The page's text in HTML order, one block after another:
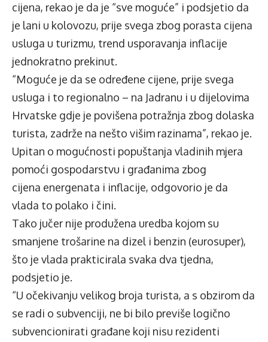
cijena, rekao je da je “sve moguće” i podsjetio da
je lani u kolovozu, prije svega zbog porasta cijena
usluga u turizmu, trend usporavanja inflacije
jednokratno prekinut.
“Moguće je da se određene cijene, prije svega
usluga i to regionalno – na Jadranu i u dijelovima
Hrvatske gdje je povišena potražnja zbog dolaska
turista, zadrže na nešto višim razinama”, rekao je.
Upitan o mogućnosti popuštanja vladinih mjera
pomoći gospodarstvu i građanima zbog
cijena energenata i inflacije, odgovorio je da
vlada to polako i čini.
Tako jučer nije produžena uredba kojom su
smanjene trošarine na dizel i benzin (eurosuper),
što je vlada prakticirala svaka dva tjedna,
podsjetio je.
“U očekivanju velikog broja turista, a s obzirom da
se radi o subvenciji, ne bi bilo previše logično
subvencionirati građane koji nisu rezidenti